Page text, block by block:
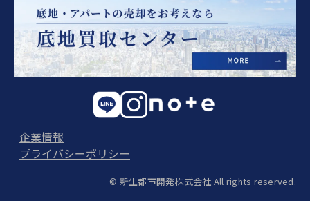
企業情報
プライバシーポリシー
© 新生都市開発株式会社 All rights reserved.